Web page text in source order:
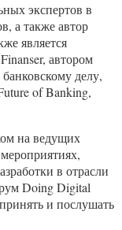
экспертов в
а также автор
является
автором
делу,
of Banking,
на ведущих
в отрасли
Doing Digital
и послушать